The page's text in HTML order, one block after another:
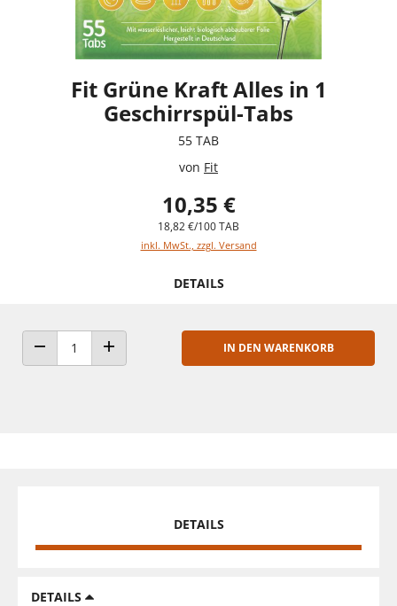
Fit Grüne Kraft Alles in 1
Geschirrspül-Tabs
55 TAB
von Fit
10,35 €
18,82 €/100 TAB
inkl. MwSt., zzgl. Versand
DETAILS
ANZAHL VERRINGERNANZAHL ERHÖHEN
IN DEN WARENKORB
DETAILS
DETAILS